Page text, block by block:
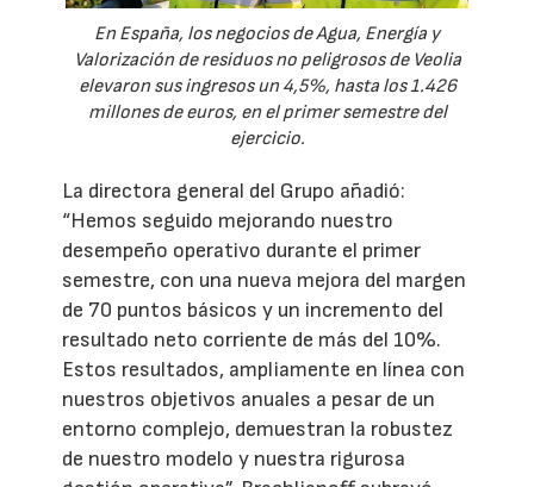
En España, los negocios de Agua, Energía y
Valorización de residuos no peligrosos de Veolia
elevaron sus ingresos un 4,5%, hasta los 1.426
millones de euros, en el primer semestre del
ejercicio.
La directora general del Grupo añadió:
“Hemos seguido mejorando nuestro
desempeño operativo durante el primer
semestre, con una nueva mejora del margen
de 70 puntos básicos y un incremento del
resultado neto corriente de más del 10%.
Estos resultados, ampliamente en línea con
nuestros objetivos anuales a pesar de un
entorno complejo, demuestran la robustez
de nuestro modelo y nuestra rigurosa